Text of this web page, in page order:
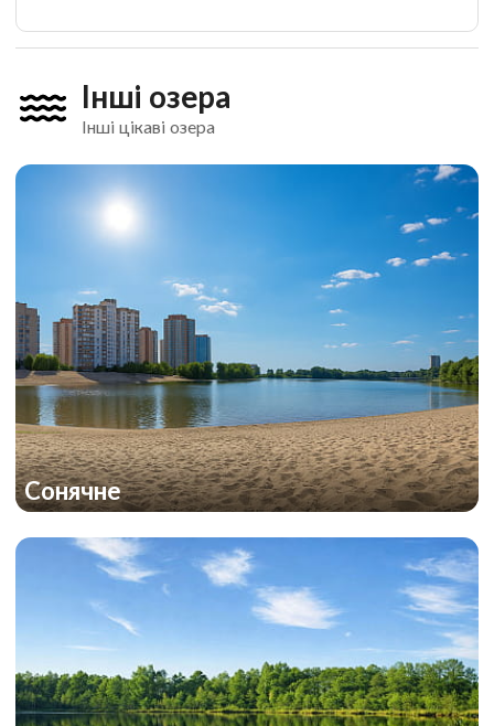
Інші озера
Інші цікаві озера
Сонячне